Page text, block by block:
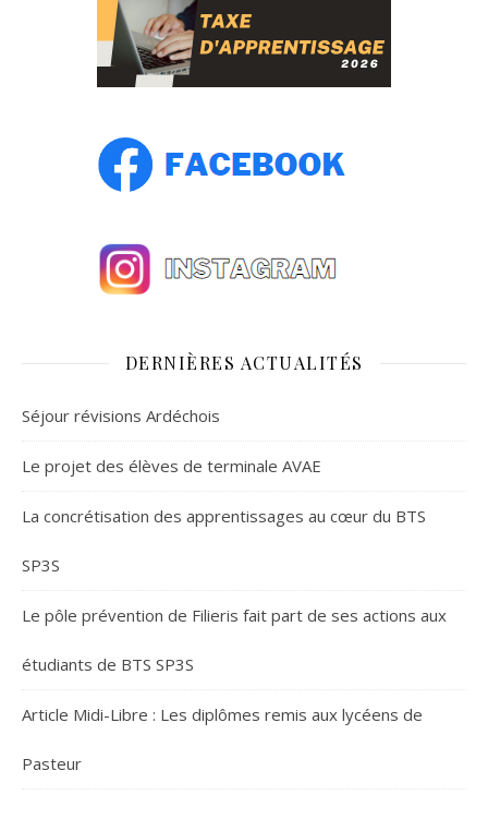
DERNIÈRES ACTUALITÉS
Séjour révisions Ardéchois
Le projet des élèves de terminale AVAE
La concrétisation des apprentissages au cœur du BTS
SP3S
Le pôle prévention de Filieris fait part de ses actions aux
étudiants de BTS SP3S
Article Midi-Libre : Les diplômes remis aux lycéens de
Pasteur